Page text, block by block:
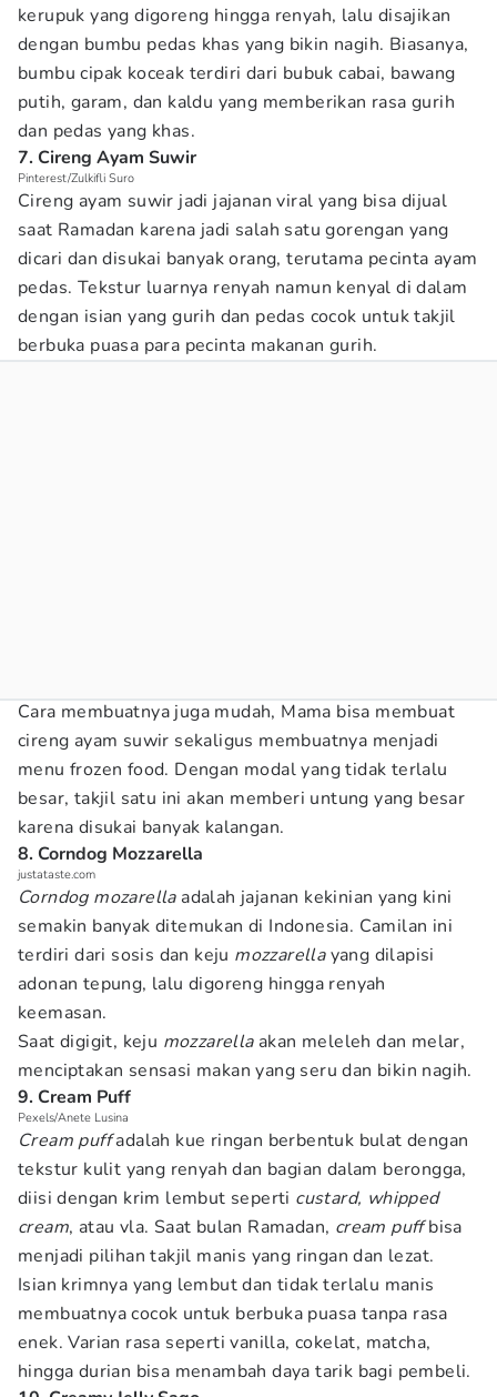
kerupuk yang digoreng hingga renyah, lalu disajikan
dengan bumbu pedas khas yang bikin nagih. Biasanya,
bumbu cipak koceak terdiri dari bubuk cabai, bawang
putih, garam, dan kaldu yang memberikan rasa gurih
dan pedas yang khas.
7. Cireng Ayam Suwir
Pinterest/Zulkifli Suro
Cireng ayam suwir jadi jajanan viral yang bisa dijual
saat Ramadan karena jadi salah satu gorengan yang
dicari dan disukai banyak orang, terutama pecinta ayam
pedas. Tekstur luarnya renyah namun kenyal di dalam
dengan isian yang gurih dan pedas cocok untuk takjil
berbuka puasa para pecinta makanan gurih.
Cara membuatnya juga mudah, Mama bisa membuat
cireng ayam suwir sekaligus membuatnya menjadi
menu frozen food. Dengan modal yang tidak terlalu
besar, takjil satu ini akan memberi untung yang besar
karena disukai banyak kalangan.
8. Corndog Mozzarella
justataste.com
Corndog mozarella adalah jajanan kekinian yang kini
semakin banyak ditemukan di Indonesia. Camilan ini
terdiri dari sosis dan keju mozzarellayang dilapisi
adonan tepung, lalu digoreng hingga renyah
keemasan.
Saat digigit, keju mozzarella akan meleleh dan melar,
menciptakan sensasi makan yang seru dan bikin nagih.
9. Cream Puff
Pexels/Anete Lusina
Cream puffadalah kue ringan berbentuk bulat dengan
tekstur kulit yang renyah dan bagian dalam berongga,
diisi dengan krim lembut seperti custard, whipped
cream, atau vla. Saat bulan Ramadan, cream puffbisa
menjadi pilihan takjil manis yang ringan dan lezat.
Isian krimnya yang lembut dan tidak terlalu manis
membuatnya cocok untuk berbuka puasa tanpa rasa
enek. Varian rasa seperti vanilla, cokelat, matcha,
hingga durian bisa menambah daya tarik bagi pembeli.